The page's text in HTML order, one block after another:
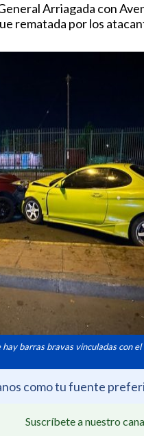
Arriagada con
rematada por los
barras bravas vinculadas con
como tu fuente
Suscríbete a nuestro